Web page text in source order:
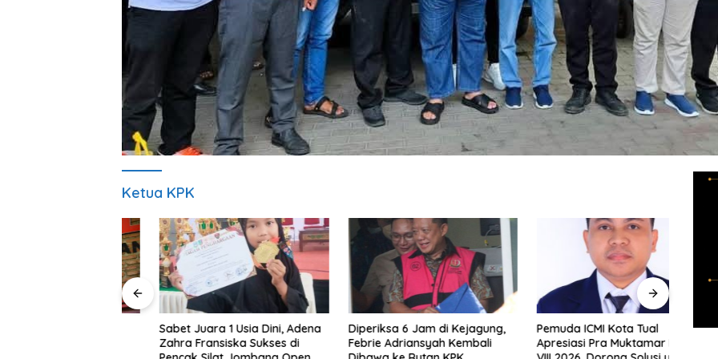
Ketua KPK
Sabet Juara 1 Usia Dini, Adena
Zahra Fransiska Sukses di
Diperiksa 6 Jam di Kejagung,
Febrie Adriansyah Kembali
Pemuda ICMI Kota Tual
Apresiasi Pra Muktamar ICMI